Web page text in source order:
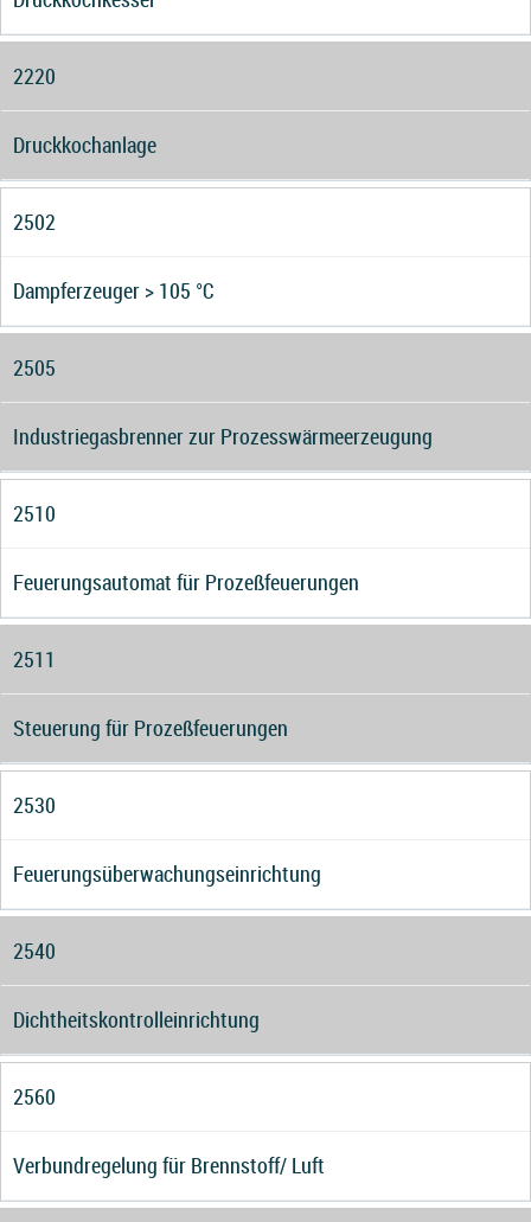
2220
Druckkochanlage
2502
Dampferzeuger > 105 °C
2505
Industriegasbrenner zur Prozesswärmeerzeugung
2510
Feuerungsautomat für Prozeßfeuerungen
2511
Steuerung für Prozeßfeuerungen
2530
Feuerungsüberwachungseinrichtung
2540
Dichtheitskontrolleinrichtung
2560
Verbundregelung für Brennstoff/ Luft